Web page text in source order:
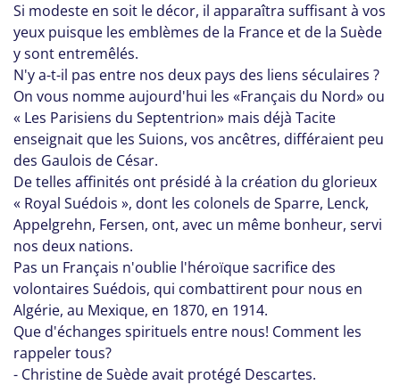
Si modeste en soit le décor, il apparaîtra suffisant à vos
yeux puisque les emblèmes de la France et de la Suède
y sont entremêlés.
N'y a-t-il pas entre nos deux pays des liens séculaires ?
On vous nomme aujourd'hui les «Français du Nord» ou
« Les Parisiens du Septentrion» mais déjà Tacite
enseignait que les Suions, vos ancêtres, différaient peu
des Gaulois de César.
De telles affinités ont présidé à la création du glorieux
« Royal Suédois », dont les colonels de Sparre, Lenck,
Appelgrehn, Fersen, ont, avec un même bonheur, servi
nos deux nations.
Pas un Français n'oublie l'héroïque sacrifice des
volontaires Suédois, qui combattirent pour nous en
Algérie, au Mexique, en 1870, en 1914.
Que d'échanges spirituels entre nous! Comment les
rappeler tous?
- Christine de Suède avait protégé Descartes.